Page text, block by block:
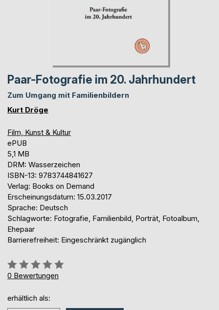
Paar-Fotografie im 20. Jahrhundert
Zum Umgang mit Familienbildern
Kurt Dröge
Film, Kunst & Kultur
ePUB
5,1 MB
DRM: Wasserzeichen
ISBN-13: 9783744841627
Verlag: Books on Demand
Erscheinungsdatum: 15.03.2017
Sprache: Deutsch
Schlagworte: Fotografie, Familienbild, Porträt, Fotoalbum,
Ehepaar
Barrierefreiheit: Eingeschränkt zugänglich
Bewertung::
0%
0 Bewertungen
erhältlich als: